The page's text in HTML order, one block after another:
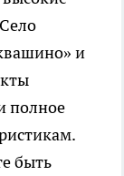
и
полное
быть